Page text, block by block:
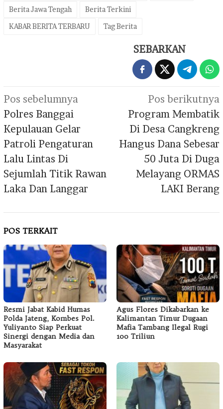
Berita Jawa Tengah
Berita Terkini
KABAR BERITA TERBARU
Tag Berita
SEBARKAN
Navigasi
pos
Pos sebelumnya
Polres Banggai
Kepulauan Gelar
Patroli Pengaturan
Lalu Lintas Di
Sejumlah Titik Rawan
Laka Dan Langgar
Pos berikutnya
Program Membatik
Di Desa Cangkreng
Hangus Dana Sebesar
50 Juta Di Duga
Melayang ORMAS
LAKI Berang
POS TERKAIT
Resmi Jabat Kabid Humas
Polda Jateng, Kombes Pol.
Yuliyanto Siap Perkuat
Sinergi dengan Media dan
Masyarakat
Agus Flores Dikabarkan ke
Kalimantan Timur Dugaan
Mafia Tambang Ilegal Rugi
100 Triliun